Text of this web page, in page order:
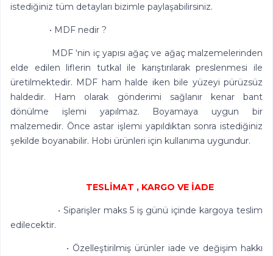
istediğiniz tüm detayları bizimle paylaşabilirsiniz.
• MDF nedir ?
MDF ‘nin iç yapısı ağaç ve ağaç malzemelerinden
elde edilen liflerin tutkal ile karıştırılarak preslenmesi ile
üretilmektedir. MDF ham halde iken bile yüzeyi pürüzsüz
haldedir. Ham olarak gönderimi sağlanır kenar bant
dönülme işlemi yapılmaz. Boyamaya uygun bir
malzemedir. Önce astar işlemi yapıldıktan sonra istediğiniz
şekilde boyanabilir. Hobi ürünleri için kullanıma uygundur.
TESLİMAT , KARGO VE İADE
• Siparişler maks 5 iş günü içinde kargoya teslim
edilecektir.
• Özelleştirilmiş ürünler iade ve değişim hakkı